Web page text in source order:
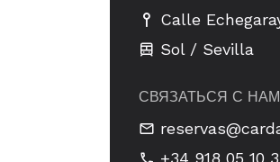
Calle
Sol / Sevilla
СВЯЗАТЬСЯ С
+34 918 05 10